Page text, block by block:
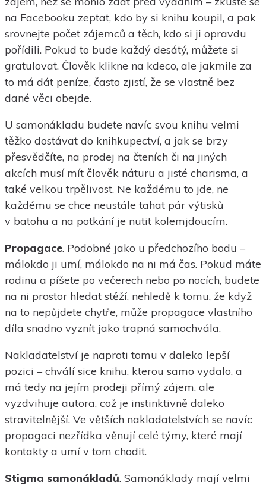
na Facebooku zeptat, kdo by si knihu koupil, a pak
srovnejte počet zájemců a těch, kdo si ji opravdu
pořídili. Pokud to bude každý desátý, můžete si
gratulovat. Člověk klikne na kdeco, ale jakmile za
to má dát peníze, často zjistí, že se vlastně bez
dané věci obejde.
U samonákladu budete navíc svou knihu velmi
těžko dostávat do knihkupectví, a jak se brzy
přesvědčíte, na prodej na čteních či na jiných
akcích musí mít člověk náturu a jisté charisma, a
také velkou trpělivost. Ne každému to jde, ne
každému se chce neustále tahat pár výtisků
v batohu a na potkání je nutit kolemjdoucím.
Propagace. Podobné jako u předchozího bodu –
málokdo ji umí, málokdo na ni má čas. Pokud máte
rodinu a píšete po večerech nebo po nocích, budete
na ni prostor hledat stěží, nehledě k tomu, že když
na to nepůjdete chytře, může propagace vlastního
díla snadno vyznít jako trapná samochvála.
Nakladatelství je naproti tomu v daleko lepší
pozici – chválí sice knihu, kterou samo vydalo, a
má tedy na jejím prodeji přímý zájem, ale
vyzdvihuje autora, což je instinktivně daleko
stravitelnější. Ve větších nakladatelstvích se navíc
propagaci nezřídka věnují celé týmy, které mají
kontakty a umí v tom chodit.
Stigma samonákladů. Samonáklady mají velmi